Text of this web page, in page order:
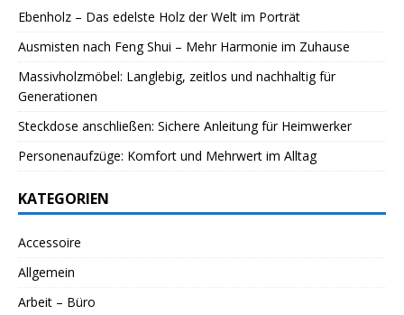
Ebenholz – Das edelste Holz der Welt im Porträt
Ausmisten nach Feng Shui – Mehr Harmonie im Zuhause
Massivholzmöbel: Langlebig, zeitlos und nachhaltig für
Generationen
Steckdose anschließen: Sichere Anleitung für Heimwerker
Personenaufzüge: Komfort und Mehrwert im Alltag
KATEGORIEN
Accessoire
Allgemein
Arbeit – Büro